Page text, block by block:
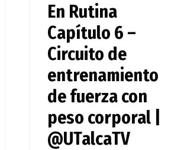
En Rutina
Capítulo 6 –
Circuito de
entrenamiento
de fuerza con
peso corporal |
@UTalcaTV